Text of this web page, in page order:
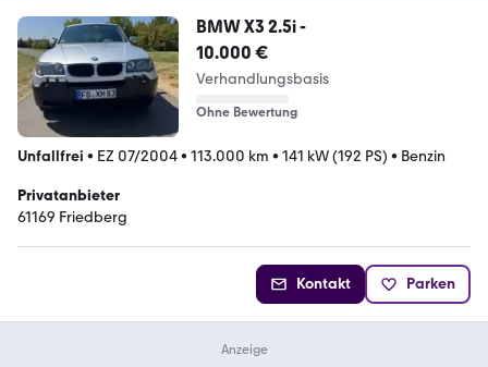
BMW X3 2.5i -
10.000 €
Verhandlungsbasis
Ohne Bewertung
Unfallfrei • EZ 07/2004• 113.000 km • 141 kW (192 PS) • Benzin
Privatanbieter
61169 Friedberg
Kontakt Parken